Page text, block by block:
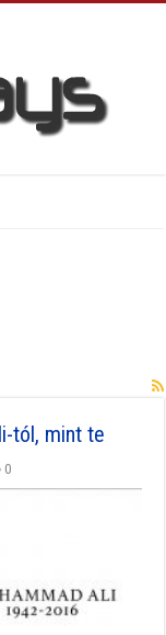
tól, mint te
0